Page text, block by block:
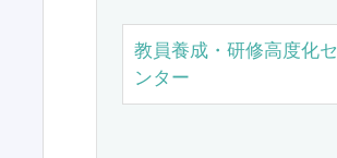
教員養成・研修高度化セ
ンター